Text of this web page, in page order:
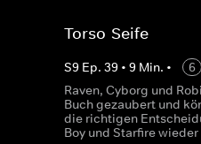
Torso-Seife
S9 Ep. 39 • 9 Min. •
6
Raven, Cyborg und
Buch gezaubert und
die richtigen
Boy und Starfire